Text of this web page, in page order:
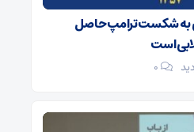
به شکست ترامپ حاصل
است
۰